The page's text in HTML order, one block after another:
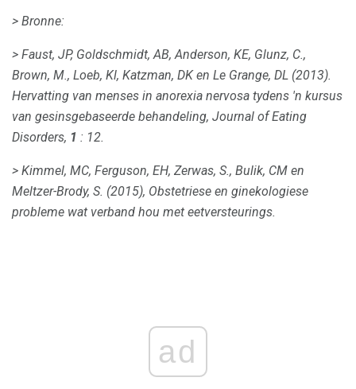
> Bronne:
> Faust, JP, Goldschmidt, AB, Anderson, KE, Glunz, C.,
Brown, M., Loeb, Kl, Katzman, DK en Le Grange, DL (2013).
Hervatting van menses in anorexia nervosa tydens 'n kursus
van gesinsgebaseerde behandeling, Journal of Eating
Disorders, 1 : 12.
> Kimmel, MC, Ferguson, EH, Zerwas, S., Bulik, CM en
Meltzer-Brody, S. (2015), Obstetriese en ginekologiese
probleme wat verband hou met eetversteurings.
ad